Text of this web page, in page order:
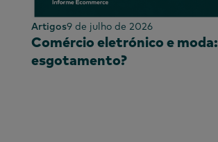
Artigos9 de julho de 2026
Comércio eletrónico e moda:
esgotamento?